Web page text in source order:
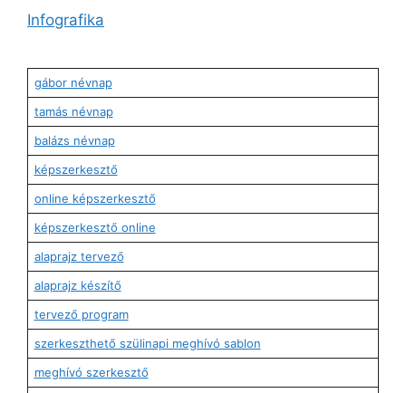
Infografika
gábor névnap
tamás névnap
balázs névnap
képszerkesztő
online képszerkesztő
képszerkesztő online
alaprajz tervező
alaprajz készítő
tervező program
szerkeszthető szülinapi meghívó sablon
meghívó szerkesztő